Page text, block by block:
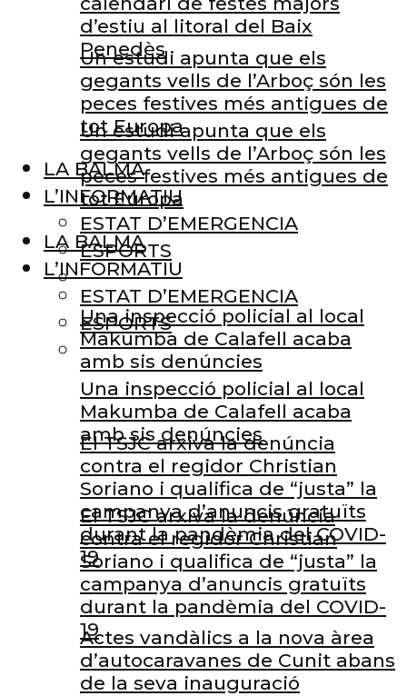
Un estudi apunta que els
gegants vells de l’Arboç són les
peces festives més antigues de
tot Europa
LA BALMA
L’INFORMATIU
ESTAT D’EMERGENCIA
ESPORTS
Una inspecció policial al local
Makumba de Calafell acaba
amb sis denúncies
El TSJC arxiva la denúncia
contra el regidor Christian
Soriano i qualifica de “justa” la
campanya d’anuncis gratuïts
durant la pandèmia del COVID-
19
Actes vandàlics a la nova àrea
d’autocaravanes de Cunit abans
de la seva inauguració
d’estiu al litoral del Baix
Penedès
Un estudi apunta que els
gegants vells de l’Arboç són les
peces festives més antigues de
tot Europa
LA BALMA
L’INFORMATIU
ESTAT D’EMERGENCIA
ESPORTS
Una inspecció policial al local
Makumba de Calafell acaba
amb sis denúncies
El TSJC arxiva la denúncia
contra el regidor Christian
Soriano i qualifica de “justa” la
campanya d’anuncis gratuïts
durant la pandèmia del COVID-
19